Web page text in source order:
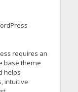
requires an
base theme
helps
intuitive